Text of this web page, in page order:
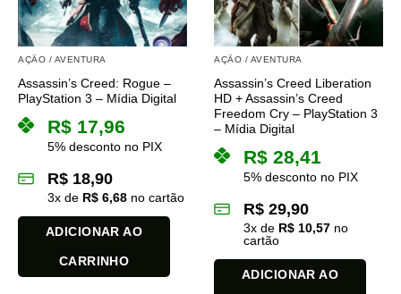
AÇÃO / AVENTURA
Assassin’s Creed: Rogue –
PlayStation 3 – Mídia Digital
R$ 17,96
5% desconto no PIX
R$ 18,90
3x de R$ 6,68 no cartão
ADICIONAR AO
CARRINHO
AÇÃO / AVENTURA
Assassin’s Creed Liberation
HD + Assassin’s Creed
Freedom Cry – PlayStation 3
– Mídia Digital
R$ 28,41
5% desconto no PIX
R$ 29,90
3x de R$ 10,57 no
cartão
ADICIONAR AO